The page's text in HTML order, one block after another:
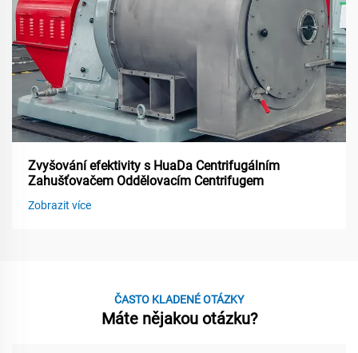
Zvyšování efektivity s HuaDa Centrifugálním
Zahušťovačem Oddělovacím Centrifugem
Zobrazit více
ČASTO KLADENÉ OTÁZKY
Máte nějakou otázku?